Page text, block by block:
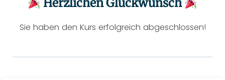
Herzlichen Glückwunsch
Sie haben den Kurs erfolgreich abgeschlossen!